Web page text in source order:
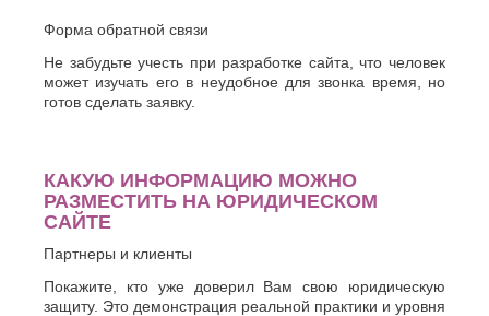
Форма обратной связи
Не забудьте учесть при разработке сайта, что человек
может изучать его в неудобное для звонка время, но
готов сделать заявку.
КАКУЮ ИНФОРМАЦИЮ МОЖНО
РАЗМЕСТИТЬ НА ЮРИДИЧЕСКОМ
САЙТЕ
Партнеры и клиенты
Покажите, кто уже доверил Вам свою юридическую
защиту. Это демонстрация реальной практики и уровня